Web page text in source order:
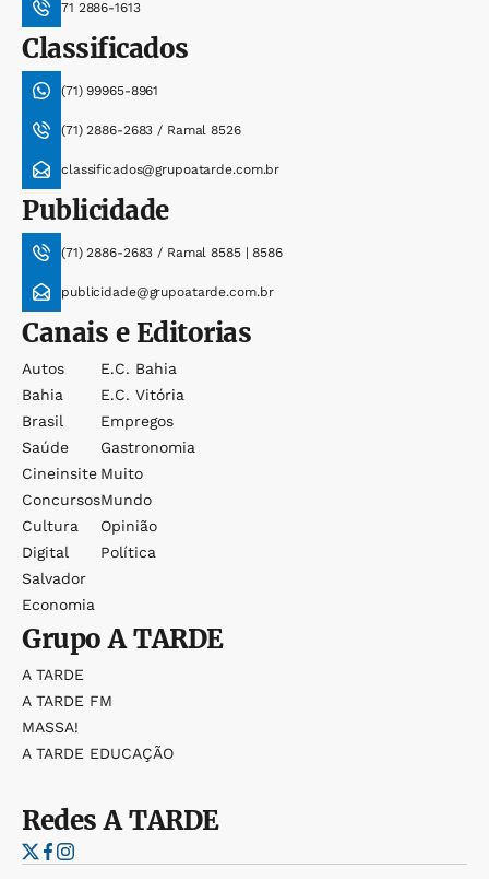
71 2886-1613
Classificados
(71) 99965-8961
(71) 2886-2683 / Ramal 8526
classificados@grupoatarde.com.br
Publicidade
(71) 2886-2683 / Ramal 8585 | 8586
publicidade@grupoatarde.com.br
Canais e Editorias
Autos
Bahia
Brasil
Saúde
Cineinsite
Concursos
Cultura
Digital
Salvador
Economia
E.c. Bahia
E.c. Vitória
Empregos
Gastronomia
Muito
Mundo
Opinião
Política
GrupoA TARDE
A TARDE
A TARDE FM
MASSA!
A TARDE EDUCAÇÃO
RedesA TARDE